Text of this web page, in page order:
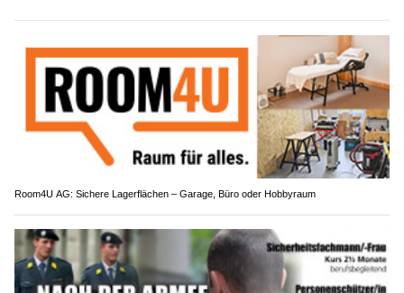
Room4U AG: Sichere Lagerflächen – Garage, Büro oder Hobbyraum